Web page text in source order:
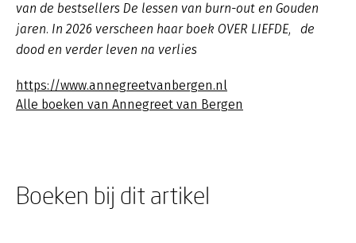
van de bestsellers De lessen van burn-out en Gouden
jaren. In 2026 verscheen haar boek OVER LIEFDE, de
dood en verder leven na verlies
https://www.annegreetvanbergen.nl
Alle boeken van Annegreet van Bergen
Boeken bij dit artikel